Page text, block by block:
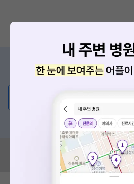
증상/치료, 궁금한
의사가 직접 답해
혹은, 의료상담 서비스에 다양
혹시 잘못된 병원정보가 있나요?
모두닥 팀에 알려주세요!